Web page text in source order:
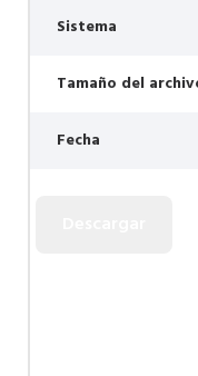
Sistema
Tamaño del
Fecha